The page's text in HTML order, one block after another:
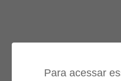
Para acessar